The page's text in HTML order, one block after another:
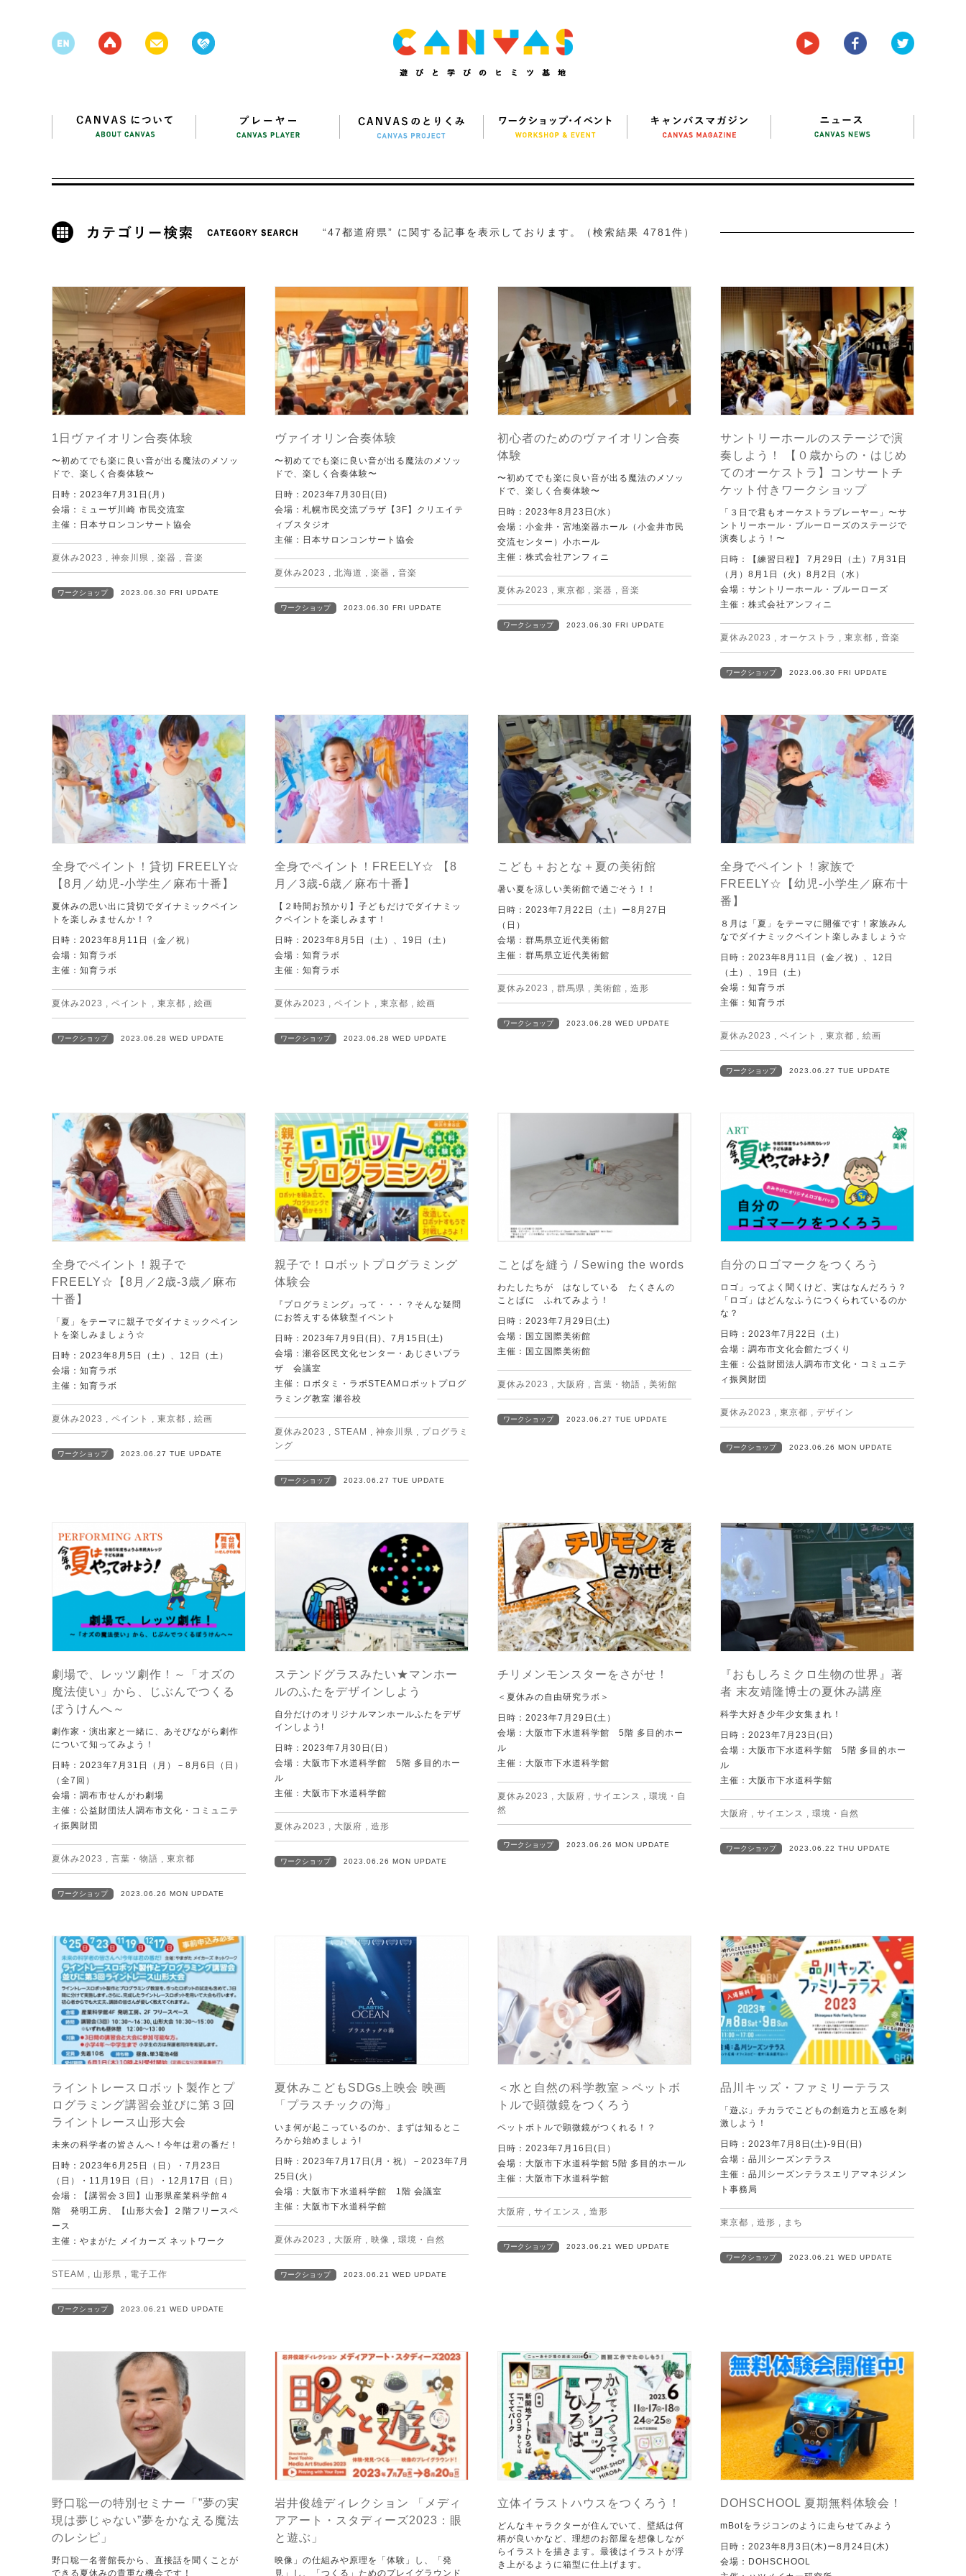
“47都道府県” に関する記事を表示しております。（検索結果 4781件）
1日ヴァイオリン合奏体験
〜初めてでも楽に良い音が出る魔法のメソッ
ドで、楽しく合奏体験〜
日時：2023年7月31日(月）
会場：ミューザ川崎 市民交流室
主催：日本サロンコンサート協会
夏休み2023 , 神奈川県 , 楽器 , 音楽
ワークショップ 2023.06.30 FRI UPDATE
ヴァイオリン合奏体験
〜初めてでも楽に良い音が出る魔法のメソッ
ドで、楽しく合奏体験〜
日時：2023年7月30日(日)
会場：札幌市民交流プラザ【3F】クリエイテ
ィブスタジオ
主催：日本サロンコンサート協会
夏休み2023 , 北海道 , 楽器 , 音楽
ワークショップ 2023.06.30 FRI UPDATE
初心者のためのヴァイオリン合奏
体験
〜初めてでも楽に良い音が出る魔法のメソッ
ドで、楽しく合奏体験〜
日時：2023年8月23日(水）
会場：小金井・宮地楽器ホール（小金井市民
交流センター）小ホール
主催：株式会社アンフィニ
夏休み2023 , 東京都 , 楽器 , 音楽
ワークショップ 2023.06.30 FRI UPDATE
サントリーホールのステージで演
奏しよう！ 【０歳からの・はじめ
てのオーケストラ】コンサートチ
ケット付きワークショップ
「３日で君もオーケストラプレーヤー」〜サ
ントリーホール・ブルーローズのステージで
演奏しよう！〜
日時：【練習日程】 7月29日（土）7月31日
（月）8月1日（火）8月2日（水）
会場：サントリーホール・ブルーローズ
主催：株式会社アンフィニ
夏休み2023 , オーケストラ , 東京都 , 音楽
ワークショップ 2023.06.30 FRI UPDATE
全身でペイント！貸切 FREELY☆
【8月／幼児-小学生／麻布十番】
夏休みの思い出に貸切でダイナミックペイン
トを楽しみませんか！？
日時：2023年8月11日（金／祝）
会場：知育ラボ
主催：知育ラボ
夏休み2023 , ペイント , 東京都 , 絵画
ワークショップ 2023.06.28 WED UPDATE
全身でペイント！FREELY☆ 【8
月／3歳-6歳／麻布十番】
【２時間お預かり】子どもだけでダイナミッ
クペイントを楽しみます！
日時：2023年8月5日（土）、19日（土）
会場：知育ラボ
主催：知育ラボ
夏休み2023 , ペイント , 東京都 , 絵画
ワークショップ 2023.06.28 WED UPDATE
こども＋おとな＋夏の美術館
暑い夏を涼しい美術館で過ごそう！！
日時：2023年7月22日（土）ー8月27日
（日）
会場：群馬県立近代美術館
主催：群馬県立近代美術館
夏休み2023 , 群馬県 , 美術館 , 造形
ワークショップ 2023.06.28 WED UPDATE
全身でペイント！家族で
FREELY☆【幼児-小学生／麻布十
番】
８月は「夏」をテーマに開催です！家族みん
なでダイナミックペイント楽しみましょう☆
日時：2023年8月11日（金／祝）、12日
（土）、19日（土）
会場：知育ラボ
主催：知育ラボ
夏休み2023 , ペイント , 東京都 , 絵画
ワークショップ 2023.06.27 TUE UPDATE
全身でペイント！親子で
FREELY☆【8月／2歳-3歳／麻布
十番】
「夏」をテーマに親子でダイナミックペイン
トを楽しみましょう☆
日時：2023年8月5日（土）、12日（土）
会場：知育ラボ
主催：知育ラボ
夏休み2023 , ペイント , 東京都 , 絵画
ワークショップ 2023.06.27 TUE UPDATE
親子で！ロボットプログラミング
体験会
『プログラミング』って・・・？そんな疑問
にお答えする体験型イベント
日時：2023年7月9日(日)、7月15日(土)
会場：瀬谷区民文化センター・あじさいプラ
ザ 会議室
主催：ロボタミ・ラボSTEAMロボットプログ
ラミング教室 瀬谷校
夏休み2023 , STEAM , 神奈川県 , プログラミ
ング
ワークショップ 2023.06.27 TUE UPDATE
ことばを縫う / Sewing the words
わたしたちが はなしている たくさんの
ことばに ふれてみよう！
日時：2023年7月29日(土)
会場：国立国際美術館
主催：国立国際美術館
夏休み2023 , 大阪府 , 言葉・物語 , 美術館
ワークショップ 2023.06.27 TUE UPDATE
自分のロゴマークをつくろう
ロゴ」ってよく聞くけど、実はなんだろう？
「ロゴ」はどんなふうにつくられているのか
な？
日時：2023年7月22日（土）
会場：調布市文化会館たづくり
主催：公益財団法人調布市文化・コミュニテ
ィ振興財団
夏休み2023 , 東京都 , デザイン
ワークショップ 2023.06.26 MON UPDATE
劇場で、レッツ劇作！～「オズの
魔法使い」から、じぶんでつくる
ぼうけんへ～
劇作家・演出家と一緒に、あそびながら劇作
について知ってみよう！
日時：2023年7月31日（月）－8月6日（日）
（全7回）
会場：調布市せんがわ劇場
主催：公益財団法人調布市文化・コミュニテ
ィ振興財団
夏休み2023 , 言葉・物語 , 東京都
ワークショップ 2023.06.26 MON UPDATE
ステンドグラスみたい★マンホー
ルのふたをデザインしよう
自分だけのオリジナルマンホールふたをデザ
インしよう!
日時：2023年7月30日(日）
会場：大阪市下水道科学館 5階 多目的ホー
ル
主催：大阪市下水道科学館
夏休み2023 , 大阪府 , 造形
ワークショップ 2023.06.26 MON UPDATE
チリメンモンスターをさがせ！
＜夏休みの自由研究ラボ＞
日時：2023年7月29日(土）
会場：大阪市下水道科学館 5階 多目的ホー
ル
主催：大阪市下水道科学館
夏休み2023 , 大阪府 , サイエンス , 環境・自
然
ワークショップ 2023.06.26 MON UPDATE
『おもしろミクロ生物の世界』著
者 末友靖隆博士の夏休み講座
科学大好き少年少女集まれ！
日時：2023年7月23日(日)
会場：大阪市下水道科学館 5階 多目的ホー
ル
主催：大阪市下水道科学館
大阪府 , サイエンス , 環境・自然
ワークショップ 2023.06.22 THU UPDATE
ライントレースロボット製作とプ
ログラミング講習会並びに第３回
ライントレース山形大会
未来の科学者の皆さんへ！今年は君の番だ！
日時：2023年6月25日（日）・7月23日
（日）・11月19日（日）・12月17日（日）
会場：【講習会３回】山形県産業科学館４
階 発明工房、【山形大会】２階フリースペ
ース
主催：やまがた メイカーズ ネットワーク
STEAM , 山形県 , 電子工作
ワークショップ 2023.06.21 WED UPDATE
夏休みこどもSDGs上映会 映画
「プラスチックの海」
いま何が起こっているのか、まずは知るとこ
ろから始めましょう!
日時：2023年7月17日(月・祝）－2023年7月
25日(火）
会場：大阪市下水道科学館 1階 会議室
主催：大阪市下水道科学館
夏休み2023 , 大阪府 , 映像 , 環境・自然
ワークショップ 2023.06.21 WED UPDATE
＜水と自然の科学教室＞ペットボ
トルで顕微鏡をつくろう
ペットボトルで顕微鏡がつくれる！？
日時：2023年7月16日(日）
会場：大阪市下水道科学館 5階 多目的ホール
主催：大阪市下水道科学館
大阪府 , サイエンス , 造形
ワークショップ 2023.06.21 WED UPDATE
品川キッズ・ファミリーテラス
「遊ぶ」チカラでこどもの創造力と五感を刺
激しよう！
日時：2023年7月8日(土)-9日(日)
会場：品川シーズンテラス
主催：品川シーズンテラスエリアマネジメン
ト事務局
東京都 , 造形 , まち
ワークショップ 2023.06.21 WED UPDATE
野口聡一の特別セミナー「”夢の実
現は夢じゃない”夢をかなえる魔法
のレシピ」
野口聡一名誉館長から、直接話を聞くことが
できる夏休みの貴重な機会です！
岩井俊雄ディレクション 「メディ
アアート・スタディーズ2023：眼
と遊ぶ」
映像」の仕組みや原理を「体験」し、「発
見」し、「つくる」ためのプレイグラウンド
立体イラストハウスをつくろう！
どんなキャラクターが住んでいて、壁紙は何
柄が良いかなど、理想のお部屋を想像しなが
らイラストを描きます。最後はイラストが浮
き上がるように箱型に仕上げます。
DOHSCHOOL 夏期無料体験会！
mBotをラジコンのように走らせてみよう
日時：2023年8月3日(木)ー8月24日(木)
会場：DOHSCHOOL